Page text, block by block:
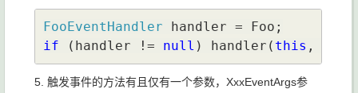
FooEventHandler
if
(handler != null ) handler( this , e);
5. 触发事件的方法有且仅有一个参数，XxxEventArgs参